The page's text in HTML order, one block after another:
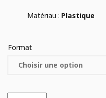
Matériau : Plastique
Format